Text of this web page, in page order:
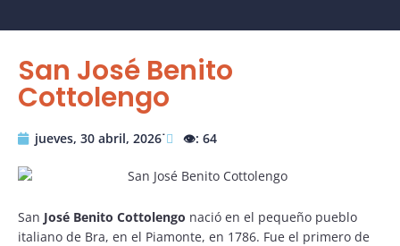
San José Benito
Cottolengo
jueves, 30 abril, 2026˙ 👁️: 64
San José Benito Cottolengo nació en el pequeño pueblo
italiano de Bra, en el Piamonte, en 1786. Fue el primero de